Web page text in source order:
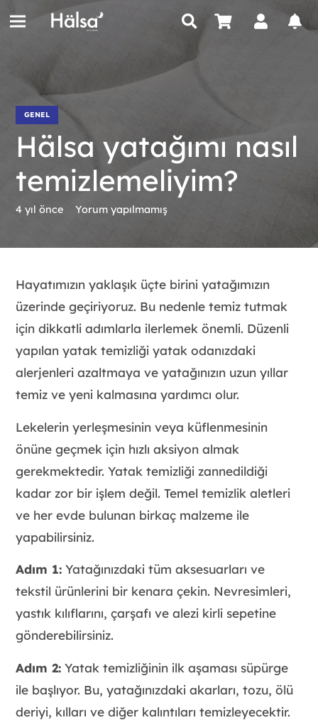
GENEL
Hälsa yatağımı nasıl
temizlemeliyim?
4 yıl önce Yorum yapılmamış
Hayatımızın yaklaşık üçte birini yatağımızın
üzerinde geçiriyoruz. Bu nedenle temiz tutmak
için dikkatli adımlarla ilerlemek önemli. Düzenli
yapılan yatak temizliği yatak odanızdaki
alerjenleri azaltmaya ve yatağınızın uzun yıllar
temiz ve yeni kalmasına yardımcı olur.
Lekelerin yerleşmesinin veya küflenmesinin
önüne geçmek için hızlı aksiyon almak
gerekmektedir. Yatak temizliği zannedildiği
kadar zor bir işlem değil. Temel temizlik aletleri
ve her evde bulunan birkaç malzeme ile
yapabilirsiniz.
Adım 1:Yatağınızdaki tüm aksesuarları ve
tekstil ürünlerini bir kenara çekin. Nevresimleri,
yastık kılıflarını, çarşafı ve alezi kirli sepetine
gönderebilirsiniz.
Adım 2:Yatak temizliğinin ilk aşaması süpürge
ile başlıyor. Bu, yatağınızdaki akarları, tozu, ölü
deriyi, kılları ve diğer kalıntıları temizleyecektir.